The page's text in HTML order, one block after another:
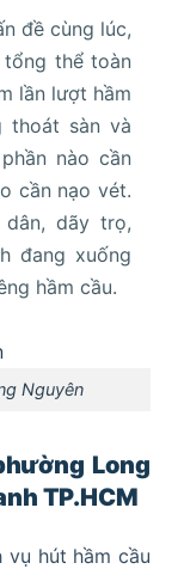
đề cùng lúc,
thể toàn
lần lượt hầm
thoát sàn và
nào cần
cần nạo vét.
dãy trọ,
đang xuống
hầm cầu.
Nguyên
Long
TP.HCM
vụ hút hầm cầu